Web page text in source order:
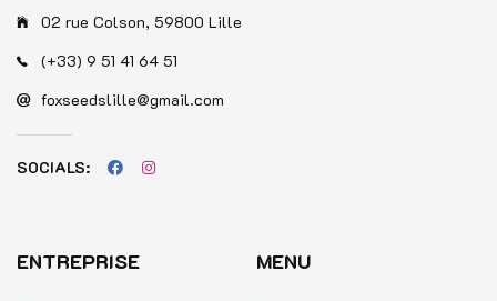
02 rue Colson, 59800 Lille
(+33) 9 51 41 64 51
foxseedslille@gmail.com
SOCIALS:
ENTREPRISE MENU